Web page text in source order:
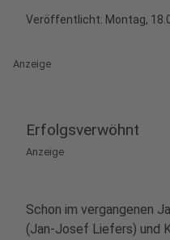
Veröffentlicht: Montag,
Anzeige
Erfolgsverwöhnt
Anzeige
Schon im vergangenen
(Jan-Josef Liefers) und